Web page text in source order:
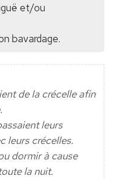
et/ou
bavardage.
de la crécelle afin
leurs
leurs crécelles.
dormir à cause
la nuit.